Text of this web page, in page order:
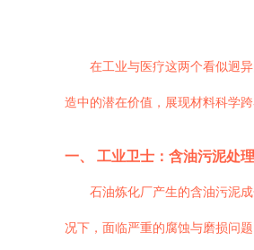
在工业与医疗这两个看似迥
造中的潜在价值，展现材料科学跨
一、 工业卫士：含油污泥处
石油炼化厂产生的含油污泥
况下，面临严重的腐蚀与磨损问题